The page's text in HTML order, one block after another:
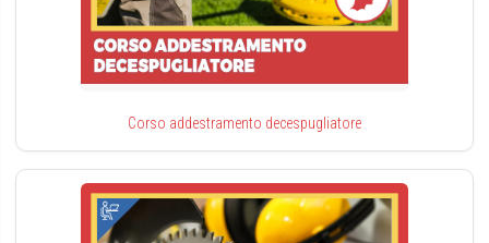
Corso addestramento decespugliatore